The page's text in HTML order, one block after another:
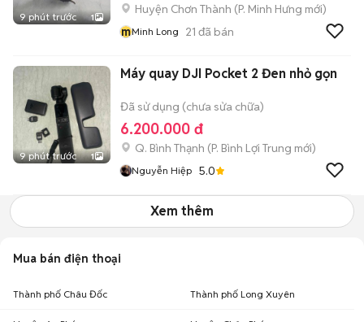
9 phút trước 1
Huyện Chơn Thành (P. Minh Hưng mới)
mMinh Long 21 đã bán
9 phút trước 1
Máy quay DJI Pocket 2 Đen nhỏ gọn
Đã sử dụng (chưa sửa chữa)
6.200.000 đ
Q. Bình Thạnh (P. Bình Lợi Trung mới)
Nguyễn Hiệp 5.0
Xem thêm
Mua bán điện thoại
Thành phố Châu Đốc Thành phố Long Xuyên